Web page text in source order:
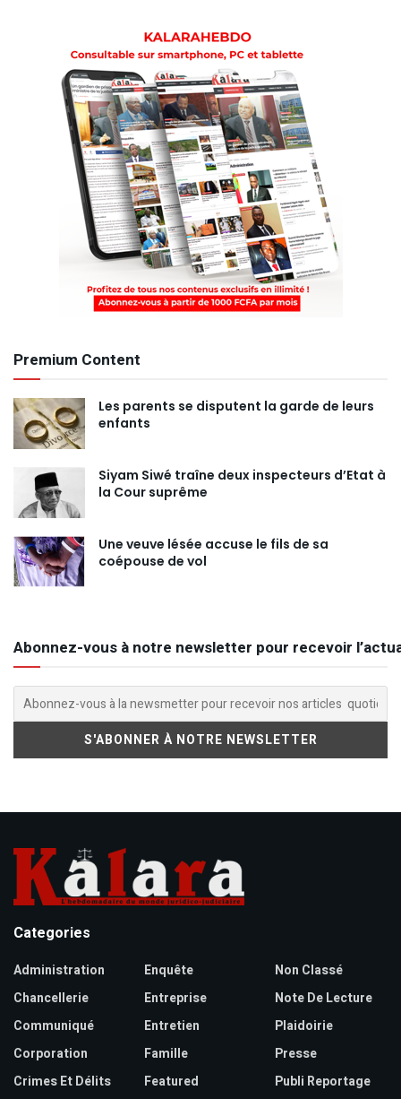
Premium Content
Les parents se disputent la garde de leurs
enfants
Siyam Siwé traîne deux inspecteurs d’Etat à
la Cour suprême
Une veuve lésée accuse le fils de sa
coépouse de vol
Abonnez-vous à notre newsletter pour recevoir
Categories
Administration
Chancellerie
Communiqué
Corporation
Crimes Et Délits
Enquête
Entreprise
Entretien
Famille
Featured
Non Classé
Note De Lecture
Plaidoirie
Presse
Publi Reportage